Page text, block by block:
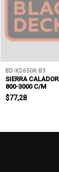
BD-KS650K-B3
SIERRA
800-3000 C/M
$77,28